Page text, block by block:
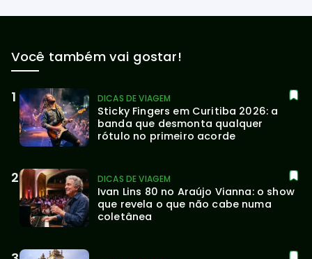
Você também vai gostar!
DICAS DE VIAGEM
Sticky Fingers em Curitiba 2026: a
banda que desmonta qualquer
rótulo no primeiro acorde
DICAS DE VIAGEM
Ivan Lins 80 no Araújo Vianna: o show
que revela o que não cabe numa
coletânea